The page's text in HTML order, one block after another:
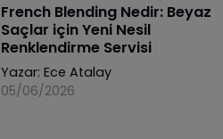
French Blending Nedir: Beyaz
Saçlar için Yeni Nesil
Renklendirme Servisi
Yazar: Ece Atalay
05/06/2026